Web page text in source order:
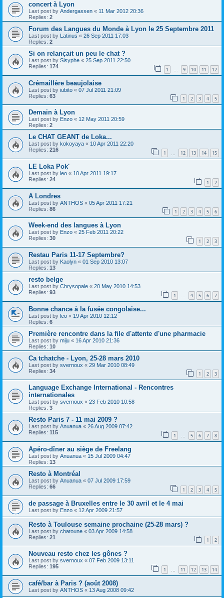
concert à Lyon
Last post by Andergassen « 11 Mar 2012 20:36
Replies: 2
Forum des Langues du Monde à Lyon le 25 Septembre 2011
Last post by Latinus « 26 Sep 2011 17:03
Replies: 2
Si on relançait un peu le chat ?
Last post by Sisyphe « 25 Sep 2011 22:50
Replies: 174 1 … 9 10 11 12
Crémaillère beaujolaise
Last post by iubito « 07 Jul 2011 21:09
Replies: 63 1 2 3 4 5
Demain à Lyon
Last post by Enzo « 12 May 2011 20:59
Replies: 2
Le CHAT GEANT de Loka...
Last post by kokoyaya « 10 Apr 2011 22:20
Replies: 216 1 12 13 14 15
LE Loka Pok'
Last post by leo « 10 Apr 2011 19:17
Replies: 24 1 2
A Londres
Last post by ANTHOS « 05 Apr 2011 17:21
Replies: 86 1 2 3 4 5 6
Week-end des langues à Lyon
Last post by Enzo « 25 Feb 2011 20:22
Replies: 30 1 2 3
Restau Paris 11-17 Septembre?
Last post by Kaolyn « 01 Sep 2010 13:07
Replies: 13
resto belge
Last post by Chrysopale « 20 May 2010 14:53
Replies: 93 1 … 4 5 6 7
Bonne chance à la fusée congolaise...
Last post by leo « 19 Apr 2010 12:12
Replies: 6
Première rencontre dans la file d'attente d'une pharmacie
Last post by miju « 16 Apr 2010 21:36
Replies: 10
Ca tchatche - Lyon, 25-28 mars 2010
Last post by svernoux « 29 Mar 2010 08:49
Replies: 34 1 2 3
Language Exchange International - Rencontres
internationales
Last post by svernoux « 23 Feb 2010 10:58
Replies: 3
Resto Paris 7 - 11 mai 2009 ?
Last post by Anuanua « 26 Aug 2009 07:42
Replies: 115 1 … 5 6 7 8
Apéro-dîner au siège de Freelang
Last post by Anuanua « 15 Jul 2009 04:47
Replies: 13
Resto à Montréal
Last post by Anuanua « 07 Jul 2009 17:59
Replies: 66 1 2 3 4 5
de passage à Bruxelles entre le 30 avril et le 4 mai
Last post by Enzo « 12 Apr 2009 21:57
Resto à Toulouse semaine prochaine (25-28 mars) ?
Last post by chatoune « 03 Apr 2009 14:58
Replies: 21 1 2
Nouveau resto chez les gônes ?
Last post by svernoux « 07 Feb 2009 13:11
Replies: 195 1 … 11 12 13 14
café/bar à Paris ? (août 2008)
Last post by ANTHOS « 13 Aug 2008 09:42